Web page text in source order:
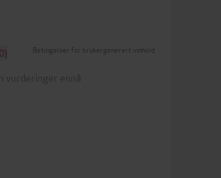
Betingelser for brukergenerert innhold
vurderinger ennå